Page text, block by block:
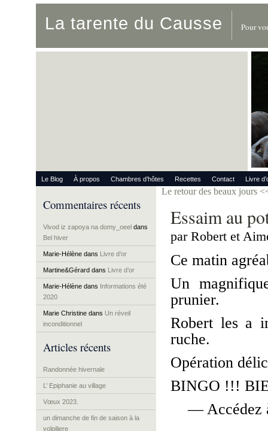
La tarente du Causse Pour
Le Blog À propos Chambres d’hôtes Recettes Contact Livre
Commentaires récents
Vivod iz zapoya na domy_oeel dans
Bel hiver
Marie-Hélène dans Livre d’or
Martine&Gérard dans Livre d’or
Marie-Hélène dans Informations été
2020
Marie Christine dans Un réveil
inconditionnel
Articles récents
Randonnée hivernale
L’ Epiphanie au village
Vœux 2023.
un dimanche de fin de saison à la
volpiliere
Le retour des beaux jours
Essaim au
par Robert et
Ce matin
Un
prunier.
Robert les a
ruche.
Opération
BINGO !!!
— Accédez